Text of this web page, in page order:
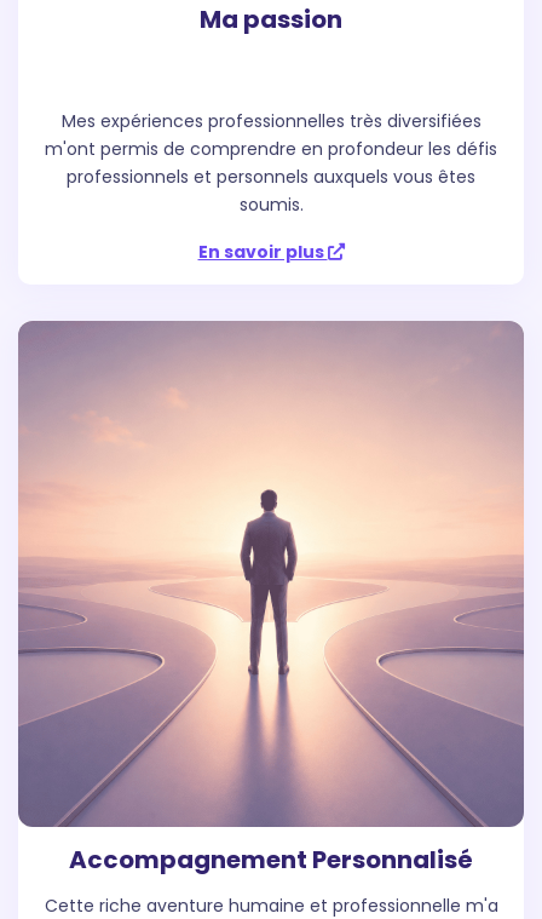
Ma passion
Mes expériences professionnelles très diversifiées
m'ont permis de comprendre en profondeur les défis
professionnels et personnels auxquels vous êtes
soumis.
En savoir plus
Accompagnement Personnalisé
Cette riche aventure humaine et professionnelle m'a